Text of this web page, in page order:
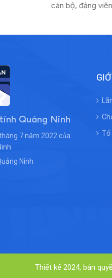
Chấp hành Trung ương
cán bộ, đảng viên tại các chi
theo dõi trực tiếp trên sóng
Truyền hình Việt Nam (VTV).
Quảng Ninh
7 năm 2022 của
Ninh
Tổ
Thiết kế 2024, bản